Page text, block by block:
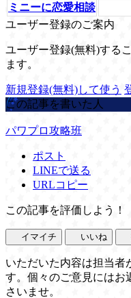
ミニーに恋愛相談
ユーザー登録のご案内
ユーザー登録(無料)する
ます。
新規登録(無料)して使う
この記事を書いた人
パワプロ攻略班
ポスト
LINEで送る
URLコピー
この記事を評価しよう！
イマイチ いいね
いただいた内容は担当者
す。個々のご意見にはお
さいませ。